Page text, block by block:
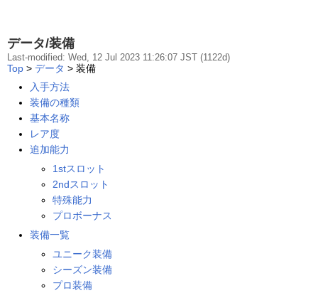
データ/装備
Last-modified: Wed, 12 Jul 2023 11:26:07 JST (1122d)
Top > データ > 装備
入手方法
装備の種類
基本名称
レア度
追加能力
1stスロット
2ndスロット
特殊能力
プロボーナス
装備一覧
ユニーク装備
シーズン装備
プロ装備